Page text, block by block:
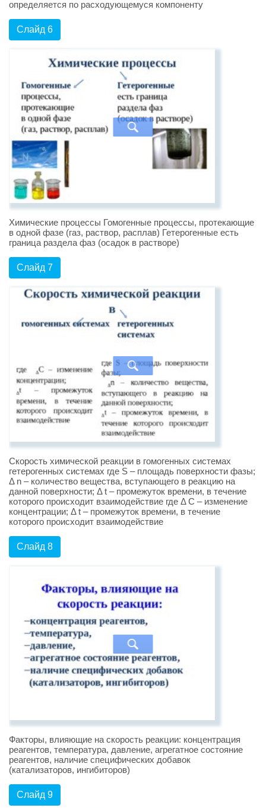
определяется по расходующемуся компоненту
Слайд 6
Химические процессы Гомогенные процессы, протекающие
в одной фазе (газ, раствор, расплав) Гетерогенные есть
граница раздела фаз (осадок в растворе)
Слайд 7
Скорость химической реакции в гомогенных системах
гетерогенных системах где S – площадь поверхности фазы;
Δ n – количество вещества, вступающего в реакцию на
данной поверхности; Δ t – промежуток времени, в течение
которого происходит взаимодействие где Δ С – изменение
концентрации; Δ t – промежуток времени, в течение
которого происходит взаимодействие
Слайд 8
Факторы, влияющие на скорость реакции: концентрация
реагентов, температура, давление, агрегатное состояние
реагентов, наличие специфических добавок
(катализаторов, ингибиторов)
Слайд 9